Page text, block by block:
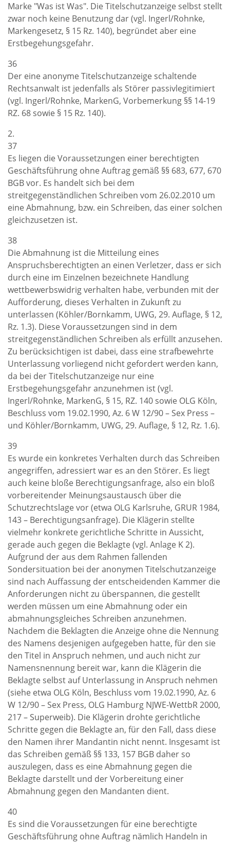
Marke "Was ist Was". Die Titelschutzanzeige selbst stellt
zwar noch keine Benutzung dar (vgl. Ingerl/Rohnke,
Markengesetz, § 15 Rz. 140), begründet aber eine
Erstbegehungsgefahr.
36
Der eine anonyme Titelschutzanzeige schaltende
Rechtsanwalt ist jedenfalls als Störer passivlegitimiert
(vgl. Ingerl/Rohnke, MarkenG, Vorbemerkung §§ 14-19
RZ. 68 sowie § 15 Rz. 140).
2.
37
Es liegen die Voraussetzungen einer berechtigten
Geschäftsführung ohne Auftrag gemäß §§ 683, 677, 670
BGB vor. Es handelt sich bei dem
streitgegenständlichen Schreiben vom 26.02.2010 um
eine Abmahnung, bzw. ein Schreiben, das einer solchen
gleichzusetzen ist.
38
Die Abmahnung ist die Mitteilung eines
Anspruchsberechtigten an einen Verletzer, dass er sich
durch eine im Einzelnen bezeichnete Handlung
wettbewerbswidrig verhalten habe, verbunden mit der
Aufforderung, dieses Verhalten in Zukunft zu
unterlassen (Köhler/Bornkamm, UWG, 29. Auflage, § 12,
Rz. 1.3). Diese Voraussetzungen sind in dem
streitgegenständlichen Schreiben als erfüllt anzusehen.
Zu berücksichtigen ist dabei, dass eine strafbewehrte
Unterlassung vorliegend nicht gefordert werden kann,
da bei der Titelschutzanzeige nur eine
Erstbegehungsgefahr anzunehmen ist (vgl.
Ingerl/Rohnke, MarkenG, § 15, RZ. 140 sowie OLG Köln,
Beschluss vom 19.02.1990, Az. 6 W 12/90 – Sex Press –
und Köhler/Bornkamm, UWG, 29. Auflage, § 12, Rz. 1.6).
39
Es wurde ein konkretes Verhalten durch das Schreiben
angegriffen, adressiert war es an den Störer. Es liegt
auch keine bloße Berechtigungsanfrage, also ein bloß
vorbereitender Meinungsaustausch über die
Schutzrechtslage vor (etwa OLG Karlsruhe, GRUR 1984,
143 – Berechtigungsanfrage). Die Klägerin stellte
vielmehr konkrete gerichtliche Schritte in Aussicht,
gerade auch gegen die Beklagte (vgl. Anlage K 2).
Aufgrund der aus dem Rahmen fallenden
Sondersituation bei der anonymen Titelschutzanzeige
sind nach Auffassung der entscheidenden Kammer die
Anforderungen nicht zu überspannen, die gestellt
werden müssen um eine Abmahnung oder ein
abmahnungsgleiches Schreiben anzunehmen.
Nachdem die Beklagten die Anzeige ohne die Nennung
des Namens desjenigen aufgegeben hatte, für den sie
den Titel in Anspruch nehmen, und auch nicht zur
Namensnennung bereit war, kann die Klägerin die
Beklagte selbst auf Unterlassung in Anspruch nehmen
(siehe etwa OLG Köln, Beschluss vom 19.02.1990, Az. 6
W 12/90 – Sex Press, OLG Hamburg NJWE-WettbR 2000,
217 – Superweib). Die Klägerin drohte gerichtliche
Schritte gegen die Beklagte an, für den Fall, dass diese
den Namen ihrer Mandantin nicht nennt. Insgesamt ist
das Schreiben gemäß §§ 133, 157 BGB daher so
auszulegen, dass es eine Abmahnung gegen die
Beklagte darstellt und der Vorbereitung einer
Abmahnung gegen den Mandanten dient.
40
Es sind die Voraussetzungen für eine berechtigte
Geschäftsführung ohne Auftrag nämlich Handeln in